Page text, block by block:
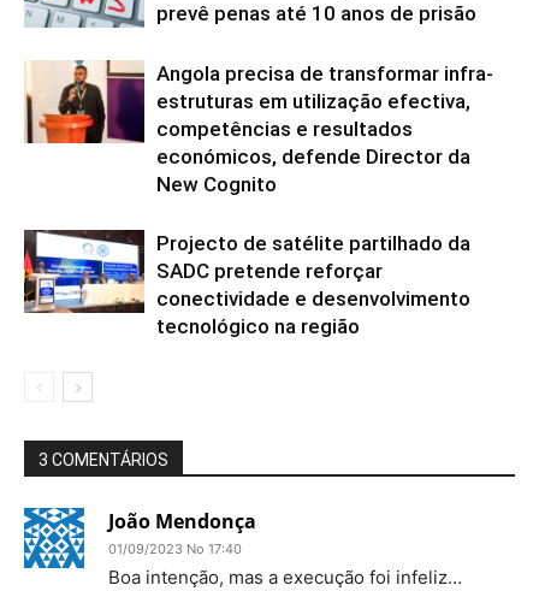
prevê penas até 10 anos de prisão
Angola precisa de transformar infra-
estruturas em utilização efectiva,
competências e resultados
económicos, defende Director da
New Cognito
Projecto de satélite partilhado da
SADC pretende reforçar
conectividade e desenvolvimento
tecnológico na região
3 COMENTÁRIOS
João Mendonça
01/09/2023 No 17:40
Boa intenção, mas a execução foi infeliz…